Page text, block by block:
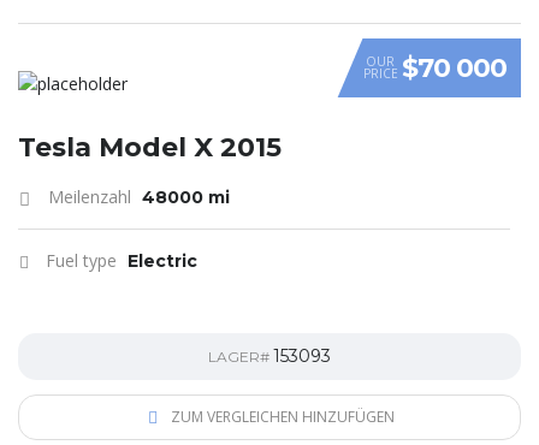
OUR
PRICE $70 000
Tesla Model X 2015
Meilenzahl 48000 mi
Fuel type Electric
LAGER# 153093
ZUM VERGLEICHEN HINZUFÜGEN